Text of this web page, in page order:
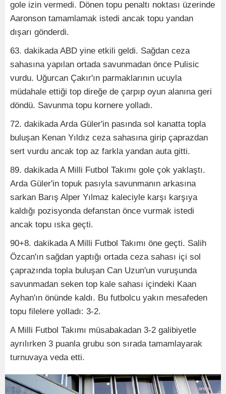
gole izin vermedi. Dönen topu penaltı noktası üzerinde
Aaronson tamamlamak istedi ancak topu yandan
dışarı gönderdi.
63. dakikada ABD yine etkili geldi. Sağdan ceza
sahasına yapılan ortada savunmadan önce Pulisic
vurdu. Uğurcan Çakır'ın parmaklarının ucuyla
müdahale ettiği top direğe de çarpıp oyun alanına geri
döndü. Savunma topu kornere yolladı.
72. dakikada Arda Güler'in pasında sol kanatta topla
buluşan Kenan Yıldız ceza sahasına girip çaprazdan
sert vurdu ancak top az farkla yandan auta gitti.
89. dakikada A Milli Futbol Takımı gole çok yaklaştı.
Arda Güler'in topuk pasıyla savunmanın arkasına
sarkan Barış Alper Yılmaz kaleciyle karşı karşıya
kaldığı pozisyonda defanstan önce vurmak istedi
ancak topu ıska geçti.
90+8. dakikada A Milli Futbol Takımı öne geçti. Salih
Özcan'ın sağdan yaptığı ortada ceza sahası içi sol
çaprazında topla buluşan Can Uzun'un vuruşunda
savunmadan seken top kale sahası içindeki Kaan
Ayhan'ın önünde kaldı. Bu futbolcu yakın mesafeden
topu filelere yolladı: 3-2.
A Milli Futbol Takımı müsabakadan 3-2 galibiyetle
ayrılırken 3 puanla grubu son sırada tamamlayarak
turnuvaya veda etti.